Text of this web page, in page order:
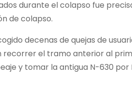
durante el colapso fue
de colapso.
decenas de quejas de
recorrer el tramo anterior al
y tomar la antigua N-630 por